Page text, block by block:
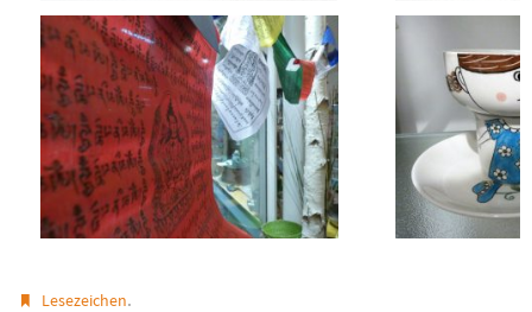
Lesezeichen.